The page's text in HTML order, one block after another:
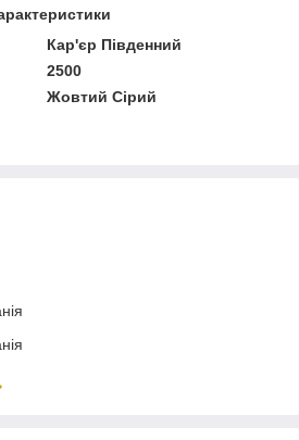
Кар'єр Південний
2500
Жовтий Сірий